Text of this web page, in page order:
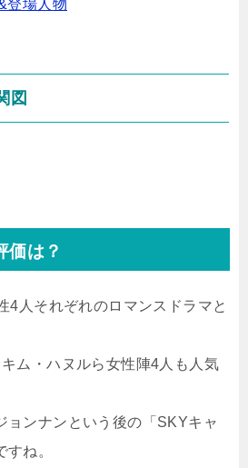
登場人物
図
価は？
4人それぞれのロマンスドラマと
ム・ハヌルら女性陣4人も人気
ョンナンという後の「SKYキャ
ね。